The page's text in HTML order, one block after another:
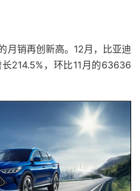
月销再创新高。12月，比亚迪
214.5%，环比11月的63636